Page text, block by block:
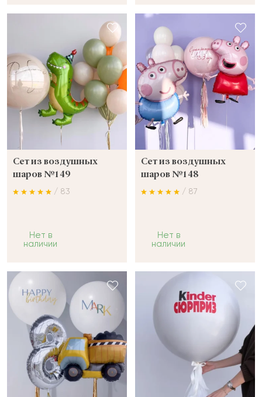
Сет из воздушных
шаров №149
/ 83
Нет в
наличии
Сет из воздушных
шаров №148
/ 87
Нет в
наличии